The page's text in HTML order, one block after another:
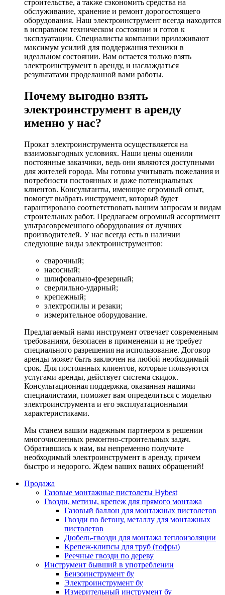
строительстве, а также сэкономить средства на
обслуживание, хранение и ремонт дорогостоящего
оборудования. Наш электроинструмент всегда находится
в исправном техническом состоянии и готов к
эксплуатации. Специалисты компании прилаживают
максимум усилий для поддержания техники в
идеальном состоянии. Вам остается только взять
электроинструмент в аренду, и наслаждаться
результатами проделанной вами работы.
Почему выгодно взять
электроинструмент в аренду
именно у нас?
Прокат электроинструмента осуществляется на
взаимовыгодных условиях. Наши цены оценили
постоянные заказчики, ведь они являются доступными
для жителей города. Мы готовы учитывать пожелания и
потребности постоянных и даже потенциальных
клиентов. Консультанты, имеющие огромный опыт,
помогут выбрать инструмент, который будет
гарантировано соответствовать вашим запросам и видам
строительных работ. Предлагаем огромный ассортимент
ультрасовременного оборудования от лучших
производителей. У нас всегда есть в наличии
следующие виды электроинструментов:
сварочный;
насосный;
шлифовально-фрезерный;
сверлильно-ударный;
крепежный;
электропилы и резаки;
измерительное оборудование.
Предлагаемый нами инструмент отвечает современным
требованиям, безопасен в применении и не требует
специального разрешения на использование. Договор
аренды может быть заключен на любой необходимый
срок. Для постоянных клиентов, которые пользуются
услугами аренды, действует система скидок.
Консультационная поддержка, оказанная нашими
специалистами, поможет вам определиться с моделью
электроинструмента и его эксплуатационными
характеристиками.
Мы станем вашим надежным партнером в решении
многочисленных ремонтно-строительных задач.
Обратившись к нам, вы непременно получите
необходимый электроинструмент в аренду, причем
быстро и недорого. Ждем ваших ваших обращений!
Продажа
Газовые монтажные пистолеты Hybest
Гвозди, метизы, крепеж для прямого монтажа
Газовый баллон для монтажных пистолетов
Гвозди по бетону, металлу для монтажных
пистолетов
Дюбель-гвозди для монтажа теплоизоляции
Крепеж-клипсы для труб (гофры)
Реечные гвозди по дереву
Инструмент бывший в употреблении
Бензоинструмент бу
Электроинструмент бу
Измерительный инструмент бу